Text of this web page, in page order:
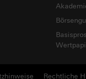
Rechtliche